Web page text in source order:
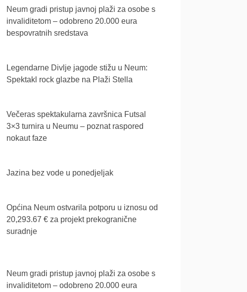
Neum gradi pristup javnoj plaži za osobe s
invaliditetom – odobreno 20.000 eura
bespovratnih sredstava
Legendarne Divlje jagode stižu u Neum:
Spektakl rock glazbe na Plaži Stella
Večeras spektakularna završnica Futsal
3×3 turnira u Neumu – poznat raspored
nokaut faze
Jazina bez vode u ponedjeljak
Općina Neum ostvarila potporu u iznosu od
20,293.67 € za projekt prekogranične
suradnje
Neum gradi pristup javnoj plaži za osobe s
invaliditetom – odobreno 20.000 eura